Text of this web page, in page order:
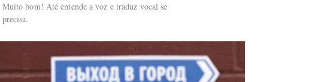
Muito bom! Até entende a voz e traduz vocal se
precisa.